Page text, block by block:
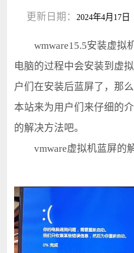
更新日期： 2024年4月17日
wmware15.5安装虚拟
电脑的过程中会安装到虚
户们在安装后蓝屏了，那
本站来为用户们来仔细的
的解决方法吧。
vmware虚拟机蓝屏的